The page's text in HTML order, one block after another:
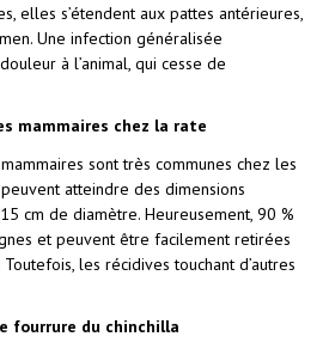
elles s’étendent aux pattes antérieures,
Une infection généralisée
à l’animal, qui cesse de
mammaires chez la rate
sont très communes chez les
atteindre des dimensions
cm de diamètre. Heureusement, 90 %
et peuvent être facilement retirées
les récidives touchant d’autres
fourrure du chinchilla